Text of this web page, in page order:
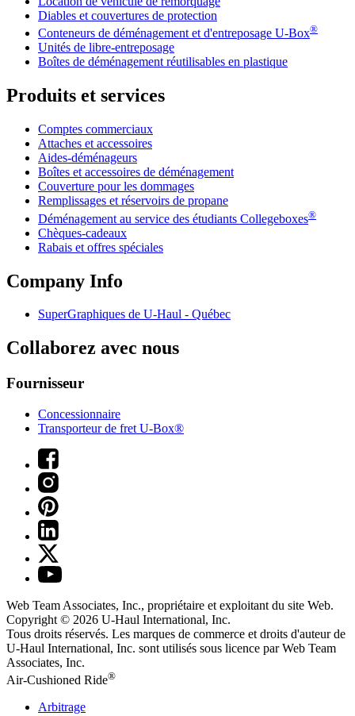
Diables et couvertures de protection
Conteneurs de déménagement et d'entreposage U-Box®
Unités de libre-entreposage
Boîtes de déménagement réutilisables en plastique
Produits et services
Comptes commerciaux
Attaches et accessoires
Aides-déménageurs
Boîtes et accessoires de déménagement
Couverture pour les dommages
Remplissages et réservoirs de propane
Déménagement au service des étudiants Collegeboxes®
Chèques-cadeaux
Rabais et offres spéciales
Company Info
SuperGraphiques de U-Haul - Québec
Collaborez avec nous
Fournisseur
Concessionnaire
Transporteur de fret U-Box®
Web Team Associates, Inc., propriétaire et exploitant du site Web.
Copyright © 2026 U-Haul International, Inc.
Tous droits réservés. Les marques de commerce et droits d'auteur de
U-Haul International, Inc. sont utilisés sous licence par Web Team
Associates, Inc.
Air-Cushioned Ride®
Arbitrage